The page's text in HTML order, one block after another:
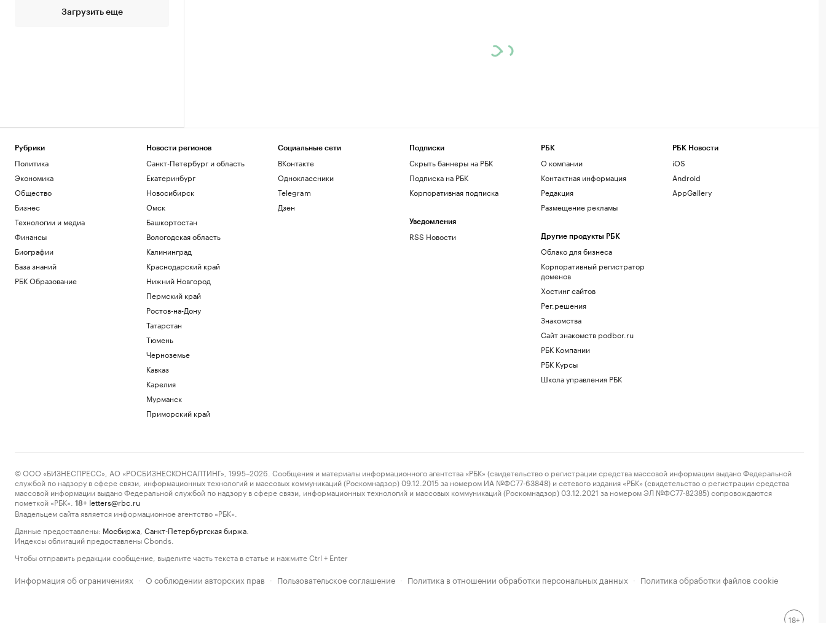
Загрузить еще
Рубрики
Политика
Экономика
Общество
Бизнес
Технологии и медиа
Финансы
Биографии
База знаний
РБК Образование
Новости регионов
Санкт-Петербург и область
Екатеринбург
Новосибирск
Омск
Башкортостан
Вологодская область
Калининград
Краснодарский край
Нижний Новгород
Пермский край
Ростов-на-Дону
Татарстан
Тюмень
Черноземье
Кавказ
Карелия
Мурманск
Приморский край
Социальные сети
ВКонтакте
Одноклассники
Telegram
Дзен
Подписки
Скрыть баннеры на РБК
Подписка на РБК
Корпоративная подписка
Уведомления
RSS Новости
РБК
О компании
Контактная информация
Редакция
Размещение рекламы
Другие продукты РБК
Облако для бизнеса
Корпоративный регистратор
доменов
Хостинг сайтов
Рег.решения
Знакомства
Сайт знакомств podbor.ru
РБК Компании
РБК Курсы
Школа управления РБК
РБК Новости
iOS
Android
AppGallery
© ООО «БИЗНЕСПРЕСС», АО «РОСБИЗНЕСКОНСАЛТИНГ», 1995–2026. Сообщения и материалы информационного агентства «РБК» (свидетельство о регистрации средства массовой информации выдано Федеральной
службой по надзору в сфере связи, информационных технологий и массовых коммуникаций (Роскомнадзор) 09.12.2015 за номером ИА №ФС77-63848) и сетевого издания «РБК» (свидетельство о регистрации средства
массовой информации выдано Федеральной службой по надзору в сфере связи, информационных технологий и массовых коммуникаций (Роскомнадзор) 03.12.2021 за номером ЭЛ №ФС77-82385) сопровождаются
пометкой «РБК».
18+ letters@rbc.ru
Владельцем сайта является информационное агентство «РБК».
Данные предоставлены: Мосбиржа Санкт-Петербургская биржа
Индексы облигаций предоставлены Cbonds.
Чтобы отправить редакции сообщение, выделите часть текста в статье и нажмите Ctrl + Enter
Информация об ограничениях · О соблюдении авторских прав · Пользовательское соглашение · Политика в отношении обработки персональных данных · Политика обработки файлов cookie
18+